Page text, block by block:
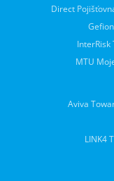
Direct
InterRisk
MTU
Aviva
LINK4